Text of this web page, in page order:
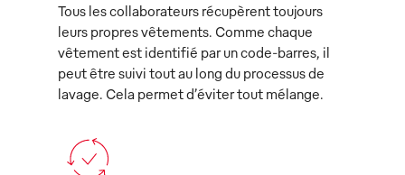
Tous les collaborateurs récupèrent toujours
leurs propres vêtements. Comme chaque
vêtement est identifié par un code-barres, il
peut être suivi tout au long du processus de
lavage. Cela permet d’éviter tout mélange.